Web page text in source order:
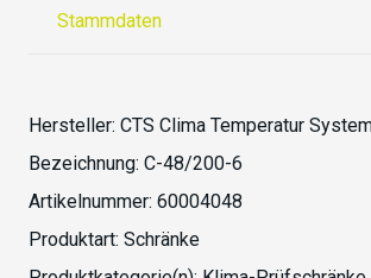
Stammdaten
Hersteller: CTS Clima Temperatur
Bezeichnung: C-48/200-6
Artikelnummer: 60004048
Produktart: Schränke